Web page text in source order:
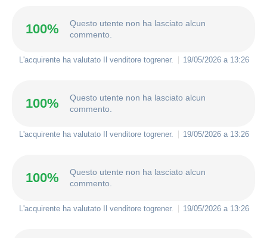
100%
Questo utente non ha lasciato alcun
commento.
L'acquirente ha valutato Il venditore togrener. 19/05/2026 a 13:26
100%
Questo utente non ha lasciato alcun
commento.
L'acquirente ha valutato Il venditore togrener. 19/05/2026 a 13:26
100%
Questo utente non ha lasciato alcun
commento.
L'acquirente ha valutato Il venditore togrener. 19/05/2026 a 13:26